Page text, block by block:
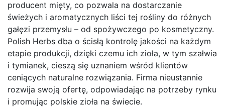
producent mięty, co pozwala na dostarczanie
świeżych i aromatycznych liści tej rośliny do różnych
gałęzi przemysłu – od spożywczego po kosmetyczny.
Polish Herbs dba o ścisłą kontrolę jakości na każdym
etapie produkcji, dzięki czemu ich zioła, w tym szałwia
i tymianek, cieszą się uznaniem wśród klientów
ceniących naturalne rozwiązania. Firma nieustannie
rozwija swoją ofertę, odpowiadając na potrzeby rynku
i promując polskie zioła na świecie.